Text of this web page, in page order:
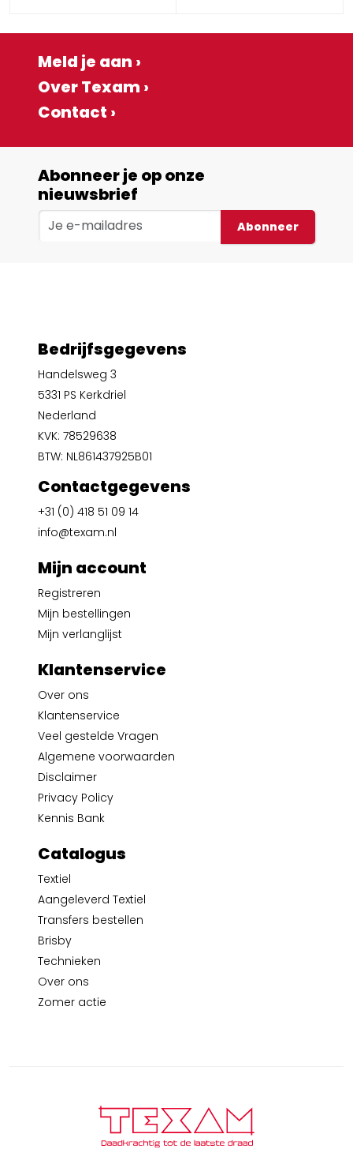
Meld je aan ›
Over Texam ›
Contact ›
Abonneer je op onze
nieuwsbrief
Abonneer
Bedrijfsgegevens
Handelsweg 3
5331 PS Kerkdriel
Nederland
KVK: 78529638
BTW: NL861437925B01
Contactgegevens
+31 (0) 418 51 09 14
info@texam.nl
Mijn account
Registreren
Mijn bestellingen
Mijn verlanglijst
Klantenservice
Over ons
Klantenservice
Veel gestelde Vragen
Algemene voorwaarden
Disclaimer
Privacy Policy
Kennis Bank
Catalogus
Textiel
Aangeleverd Textiel
Transfers bestellen
Brisby
Technieken
Over ons
Zomer actie